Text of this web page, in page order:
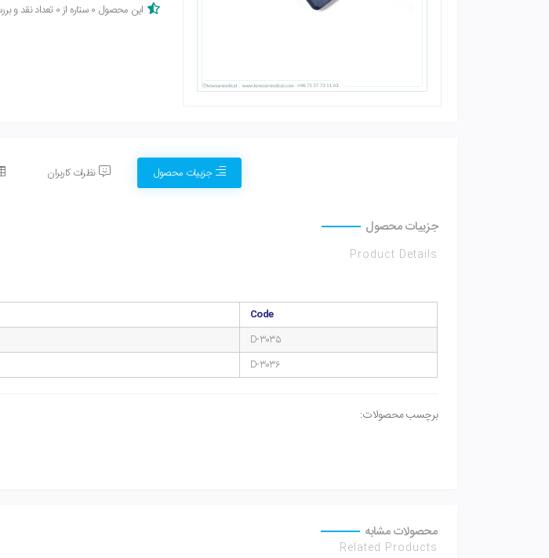
این محصول 0 ستاره از 0 تعداد نقد و بررسی
جزییات محصول نظرات کاربران
جزییات محصول
Product Details
Code
D-3035
D-3036
برچسب محصولات:
محصولات مشابه
Related Products